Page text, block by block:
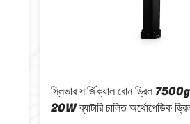
স্লিভার সার্জিক্যাল বোন ড্রিল
20W ব্যাটারি চালিত অর্থোপেডিক